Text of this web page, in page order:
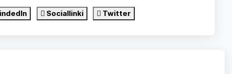
Sociallinki Twitter